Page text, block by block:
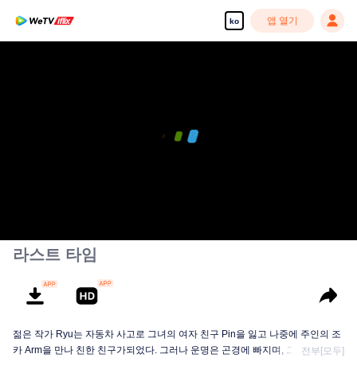
ko 앱 열기
라스트 타임
젊은 작가 Ryu는 자동차 사고로 그녀의 여자 친구 Pin을 잃고 나중에 주인의 조
카 Arm을 만나 친한 친구가되었다. 그러나 운명은 곤경에 빠지며, 그가 심각한
전부[모두]